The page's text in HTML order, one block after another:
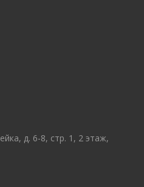
д. 6-8, стр. 1, 2 этаж,